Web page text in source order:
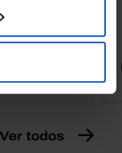
Ver todos